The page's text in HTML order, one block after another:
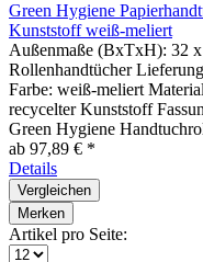
Green Hygiene
Kunststoff weiß-meliert
Außenmaße (BxTxH): 32
Rollenhandtücher
Farbe: weiß-meliert
recycelter Kunststoff
Green Hygiene
ab 97,89 € *
Details
Vergleichen
Merken
Artikel pro Seite: